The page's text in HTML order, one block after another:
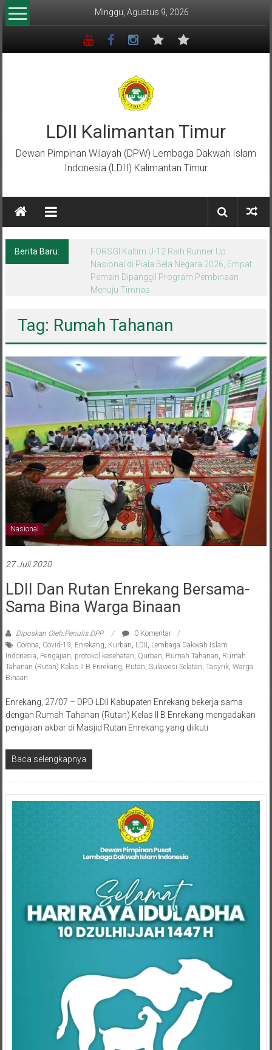
Lompat
ke
Minggu, Agustus 9, 2026
LDII Kalimantan Timur
Dewan Pimpinan Wilayah (DPW) Lembaga Dakwah Islam
Indonesia (LDII) Kalimantan Timur
Berita Baru:
Menempa Generasi Muda Berkarakter Luhur
di Bumi Perkemahan Makroman Indah
melalui CAI ke-47
Nasional
Sama Bina Warga Binaan
Corona,Covid-19,Enrekang, Kurban ,LDII,Lembaga Dakwah Islam
Indonesia, Pengajian protokol kesehatan , Qurban,Rumah Tahanan,Rumah
Tahanan (Rutan) Kelas II B Enrekang,Rutan ,Sulawesi Selatan,Tasyrik ,Warga
Binaan
dengan Rumah Tahanan (Rutan) Kelas II B Enrekang mengadakan
pengajian akbar di Masjid Rutan Enrekang yang diikuti